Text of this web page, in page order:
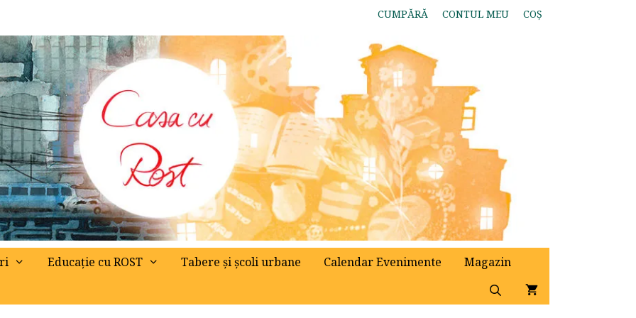
CUMPĂRĂ CONTUL MEU COȘ
Educație cu ROST Tabere și școli urbane Calendar Evenimente
Magazin